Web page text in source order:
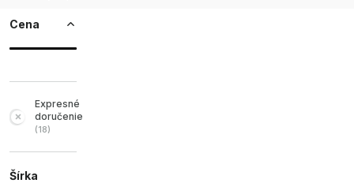
Cena
Expresné
doručenie
(18)
Šírka